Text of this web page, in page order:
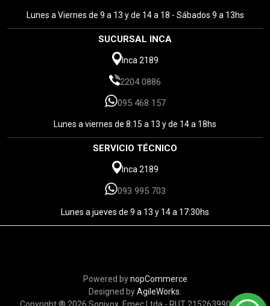
Lunes a Viernes de 9 a 13 y de 14 a 18 - Sábados 9 a 13hs
SUCURSAL INCA
Inca 2189
2204 0886
095 468 157
Lunes a viernes de 8:15 a 13 y de 14 a 18hs
SERVICIO TÉCNICO
Inca 2189
093 995 703
Lunes a jueves de 9 a 13 y 14 a 17:30hs
Powered bynopCommerce
Designed byAgileWorks.